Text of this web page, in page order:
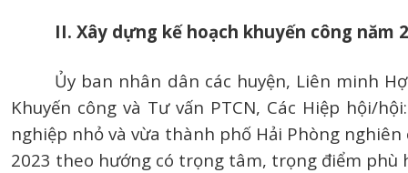
II. Xây dựng kế hoạch khuyến công năm
Ủy ban nhân dân các huyện, Liên minh
Khuyến công và Tư vấn PTCN, Các Hiệp hội/
nghiệp nhỏ và vừa thành phố Hải Phòng
2023 theo hướng có trọng tâm, trọng điểm phù